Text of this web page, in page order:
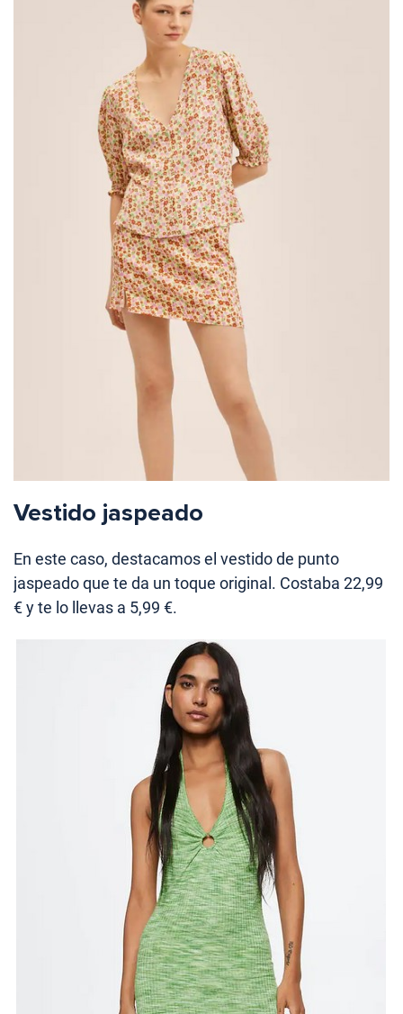
Vestido jaspeado
En este caso, destacamos el vestido de punto
jaspeado que te da un toque original. Costaba 22,99
€ y te lo llevas a 5,99 €.